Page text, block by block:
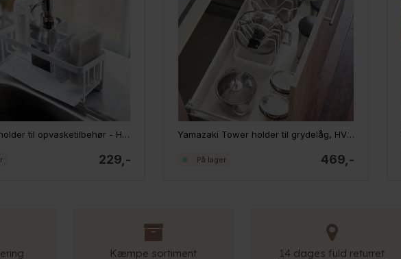
Yamazaki holder til opvasketilbehør - Hvid
229,-
Yamazaki Tower holder til grydelåg, HVID
469,-
På lager
Kæmpe sortiment 14 dages fuld returret